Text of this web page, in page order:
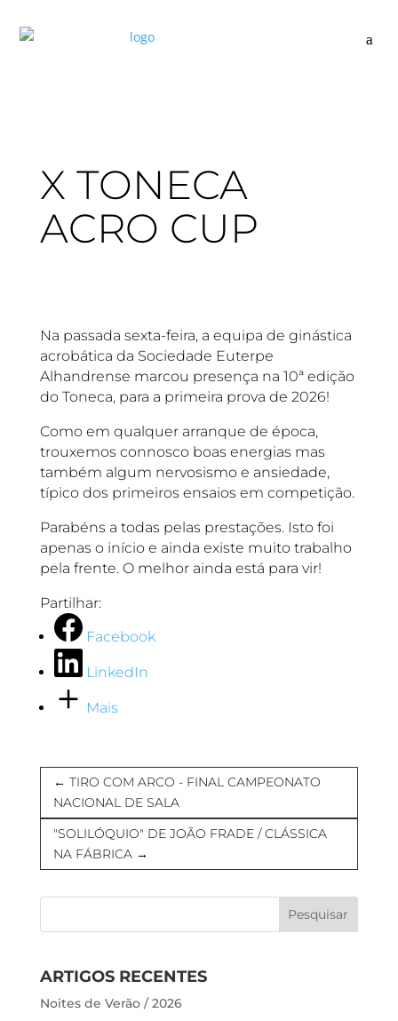
X TONECA
ACRO CUP
Na passada sexta-feira, a equipa de ginástica
acrobática da Sociedade Euterpe
Alhandrense marcou presença na 10ª edição
do Toneca, para a primeira prova de 2026!
Como em qualquer arranque de época,
trouxemos connosco boas energias mas
também algum nervosismo e ansiedade,
típico dos primeiros ensaios em competição.
Parabéns a todas pelas prestações. Isto foi
apenas o início e ainda existe muito trabalho
pela frente. O melhor ainda está para vir!
Partilhar:
Facebook
LinkedIn
Mais
← TIRO COM ARCO - FINAL CAMPEONATO
NACIONAL DE SALA
"SOLILÓQUIO" DE JOÃO FRADE / CLÁSSICA
NA FÁBRICA→
ARTIGOS RECENTES
Noites de Verão / 2026